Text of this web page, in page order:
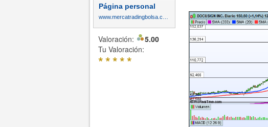
Página personal
Valoración:
5.00
Tu Valoración:
*****